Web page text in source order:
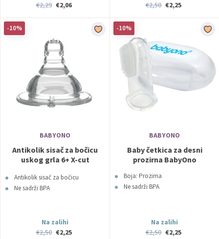
€2,29 €2,06
€2,50 €2,25
-10%
BABYONO
Antikolik sisač za bočicu
uskog grla 6+ X-cut
Antikolik sisač za bočicu
Ne sadrži BPA
Na zalihi
€2,50 €2,25
-10%
BABYONO
Baby četkica za desni
prozirna BabyOno
Boja: Prozirna
Ne sadrži BPA
Na zalihi
€2,50 €2,25